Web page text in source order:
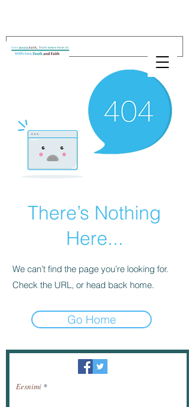
There’s Nothing
Here...
We can’t find the page you’re looking for.
Check the URL, or head back home.
Go Home
Uudiskiri / saada uudised meili teel.
Eesnimi